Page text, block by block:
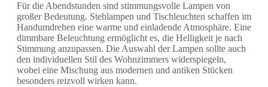
Für die Abendstunden sind stimmungsvolle Lampen von
großer Bedeutung. Stehlampen und Tischleuchten schaffen im
Handumdrehen eine warme und einladende Atmosphäre. Eine
dimmbare Beleuchtung ermöglicht es, die Helligkeit je nach
Stimmung anzupassen. Die Auswahl der Lampen sollte auch
den individuellen Stil des Wohnzimmers widerspiegeln,
wobei eine Mischung aus modernen und antiken Stücken
besonders reizvoll wirken kann.